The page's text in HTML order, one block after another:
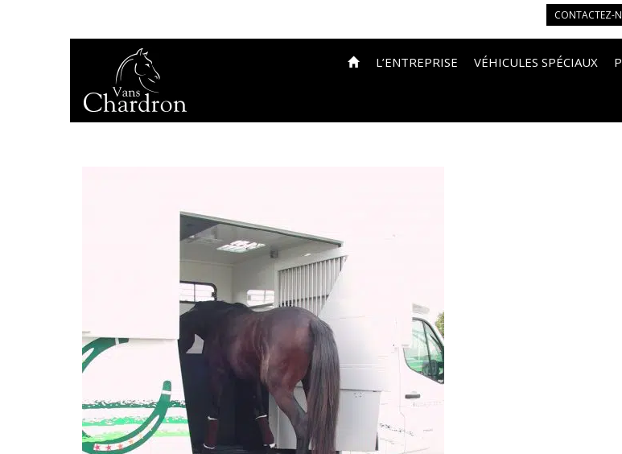
CONTACTEZ-
L’ENTREPRISE VÉHICULES SPÉCIAUX